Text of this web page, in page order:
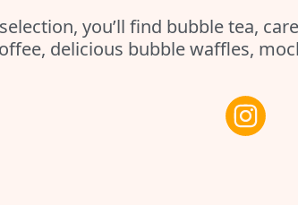
you’ll find bubble tea,
delicious bubble waffles,